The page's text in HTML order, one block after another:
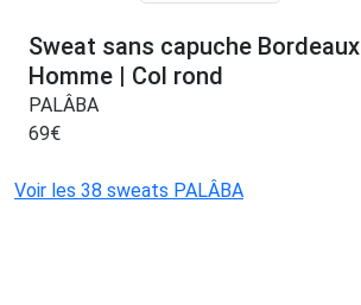
Sweat sans capuche Bordeaux
Homme | Col rond
PALÂBA
69€
Voir les 38 sweats PALÂBA